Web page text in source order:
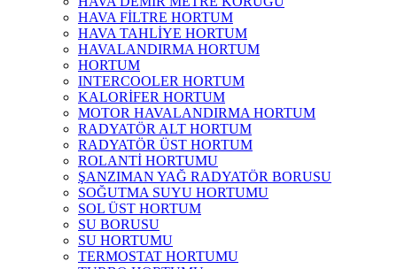
HAVA FİLTRE HORTUM
HAVA TAHLİYE HORTUM
HAVALANDIRMA HORTUM
HORTUM
INTERCOOLER HORTUM
KALORİFER HORTUM
MOTOR HAVALANDIRMA HORTUM
RADYATÖR ALT HORTUM
RADYATÖR ÜST HORTUM
ROLANTİ HORTUMU
ŞANZIMAN YAĞ RADYATÖR BORUSU
SOĞUTMA SUYU HORTUMU
SOL ÜST HORTUM
SU BORUSU
SU HORTUMU
TERMOSTAT HORTUMU